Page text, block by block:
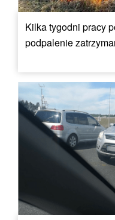
Kilka tygodni pracy
podpalenie